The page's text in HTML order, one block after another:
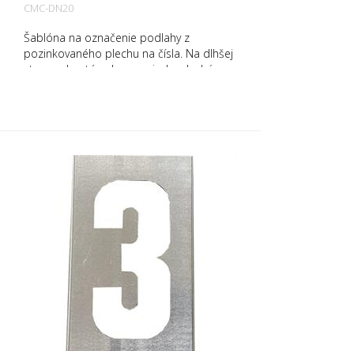
CMC-DN20
Šablóna na označenie podlahy z
pozinkovaného plechu na čísla. Na dlhšej
strane ohnutá nahor pre jednoduchú